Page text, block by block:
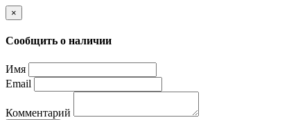
×
Сообщить о наличии
Имя
Email
Комментарий